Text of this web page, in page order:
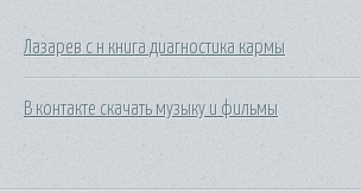
Лазарев с н книга диагностика кармы
В контакте скачать музыку и фильмы